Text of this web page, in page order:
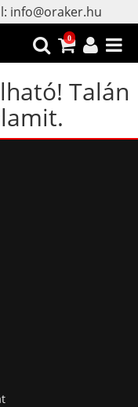
info@oraker.hu
0
Talán